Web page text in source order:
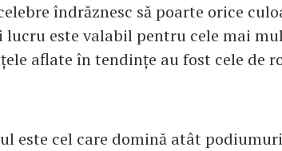
îndrăznesc să poarte orice
lucru este valabil pentru cele mai
aflate în tendințe au fost cele de
este cel care domină atât